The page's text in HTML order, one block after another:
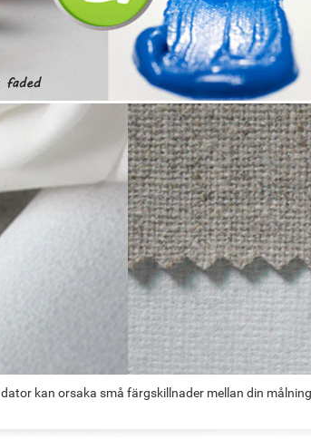
kan orsaka små färgskillnader mellan din